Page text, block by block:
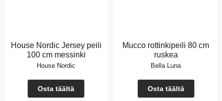
House Nordic Jersey peili
100 cm messinki
House Nordic
Osta täältä
Mucco rottinkipeili 80 cm
ruskea
Bella Luna
Osta täältä